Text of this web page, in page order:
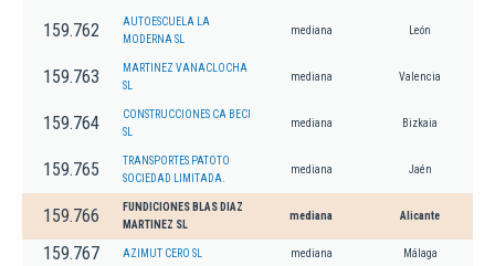
159.762
AUTOESCUELA LA
MODERNA SL
mediana León
159.763
MARTINEZ VANACLOCHA
SL
mediana Valencia
159.764
CONSTRUCCIONES CA BECI
SL
mediana Bizkaia
159.765
TRANSPORTES PATOTO
SOCIEDAD LIMITADA.
mediana Jaén
159.766
FUNDICIONES BLAS DIAZ
MARTINEZ SL
mediana Alicante
159.767 AZIMUT CERO SL mediana Málaga